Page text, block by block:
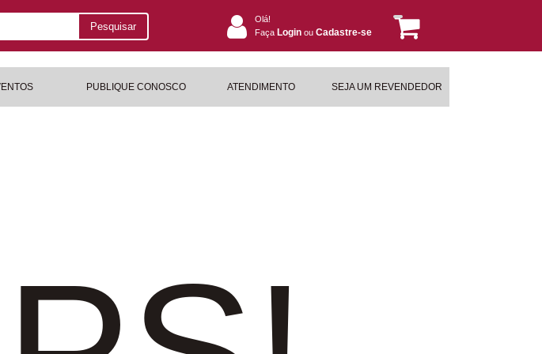
Pesquisar
Olá!
Faça Login ou Cadastre-se
PUBLIQUE CONOSCO ATENDIMENTO SEJA UM REVENDEDOR